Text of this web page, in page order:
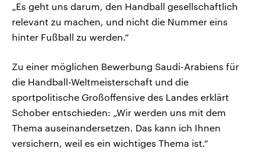
„Es geht uns darum, den Handball gesellschaftlich
relevant zu machen, und nicht die Nummer eins
hinter Fußball zu werden.“
Zu einer möglichen Bewerbung Saudi-Arabiens für
die Handball-Weltmeisterschaft und die
sportpolitische Großoffensive des Landes erklärt
Schober entschieden: „Wir werden uns mit dem
Thema auseinandersetzen. Das kann ich Ihnen
versichern, weil es ein wichtiges Thema ist.“